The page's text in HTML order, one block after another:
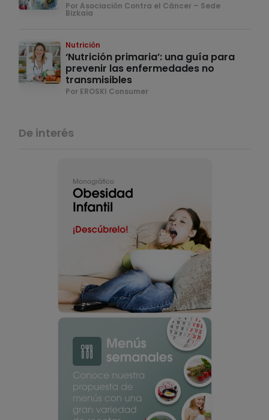
Por Asociación Contra el Cáncer – Sede
Bizkaia
Nutrición
‘Nutrición primaria’: una guía para
prevenir las enfermedades no
transmisibles
Por EROSKI Consumer
De interés